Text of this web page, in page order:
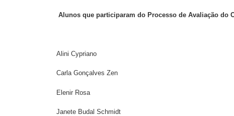
Alunos que participaram do Processo de Avaliação do
Alini Cypriano
Carla Gonçalves Zen
Elenir Rosa
Janete Budal Schmidt